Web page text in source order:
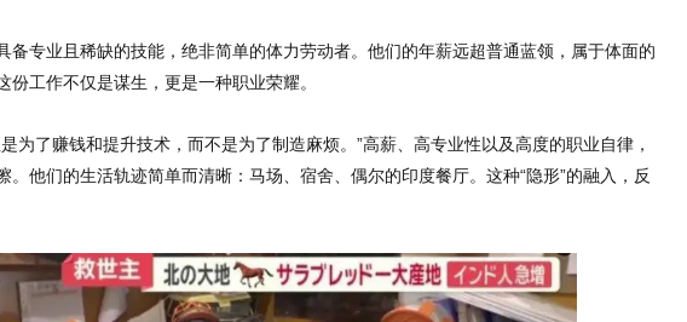
备专业且稀缺的技能，绝非简单的体力劳动者。他们的年薪远超普通蓝领，属于体面的
工作不仅是谋生，更是一种职业荣耀。
为了赚钱和提升技术，而不是为了制造麻烦。”高薪、高专业性以及高度的职业自律，
他们的生活轨迹简单而清晰：马场、宿舍、偶尔的印度餐厅。这种“隐形”的融入，反